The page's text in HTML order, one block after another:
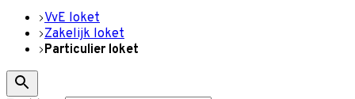
VvE loket
Zakelijk loket
Particulier loket